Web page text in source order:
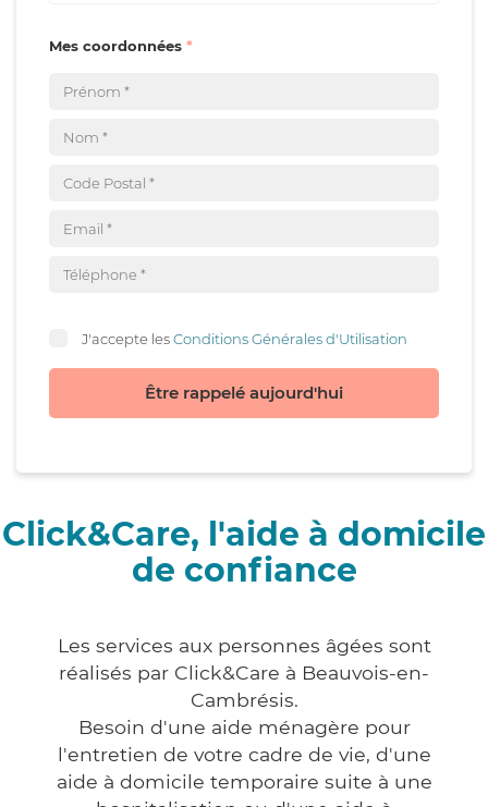
Mes coordonnées
J'accepte lesConditions Générales d'Utilisation
Être rappelé aujourd'hui
Click&Care, l'aide à domicile
de confiance
Les services aux personnes âgées sont
réalisés par Click&Care à Beauvois-en-
Cambrésis.
Besoin d'une aide ménagère pour
l'entretien de votre cadre de vie, d'une
aide à domicile temporaire suite à une